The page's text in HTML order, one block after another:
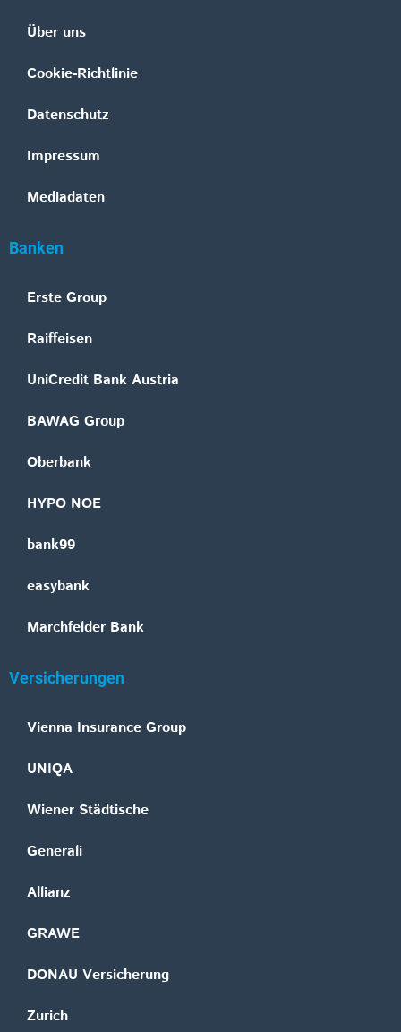
Über uns
Cookie-Richtlinie
Datenschutz
Impressum
Mediadaten
Banken
Erste Group
Raiffeisen
UniCredit Bank Austria
BAWAG Group
Oberbank
HYPO NOE
bank99
easybank
Marchfelder Bank
Versicherungen
Vienna Insurance Group
UNIQA
Wiener Städtische
Generali
Allianz
GRAWE
DONAU Versicherung
Zurich